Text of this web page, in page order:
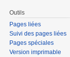
Outils
Pages liées
Suivi des pages liées
Pages spéciales
Version imprimable